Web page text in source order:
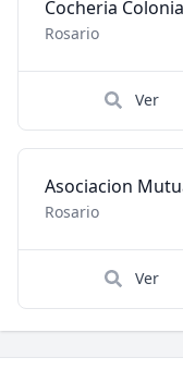
Cocheria
Rosario
Ver
Asociacion
Rosario
Ver